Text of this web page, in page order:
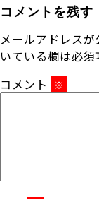
コメントを残す
メールアドレスが
いている欄は必須
コメント
※